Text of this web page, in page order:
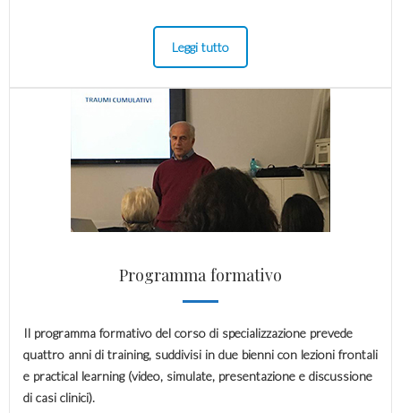
Leggi tutto
Programma formativo
Il programma formativo del corso di specializzazione prevede
quattro anni di training, suddivisi in due bienni con lezioni frontali
e practical learning (video, simulate, presentazione e discussione
di casi clinici).